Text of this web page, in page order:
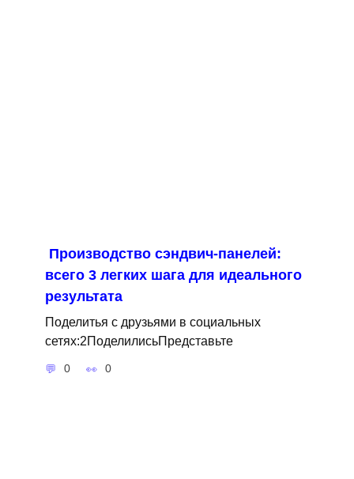
Производство сэндвич-панелей:
всего 3 легких шага для идеального
результата
Поделитья с друзьями в социальных
сетях:2ПоделилисьПредставьте
0 0